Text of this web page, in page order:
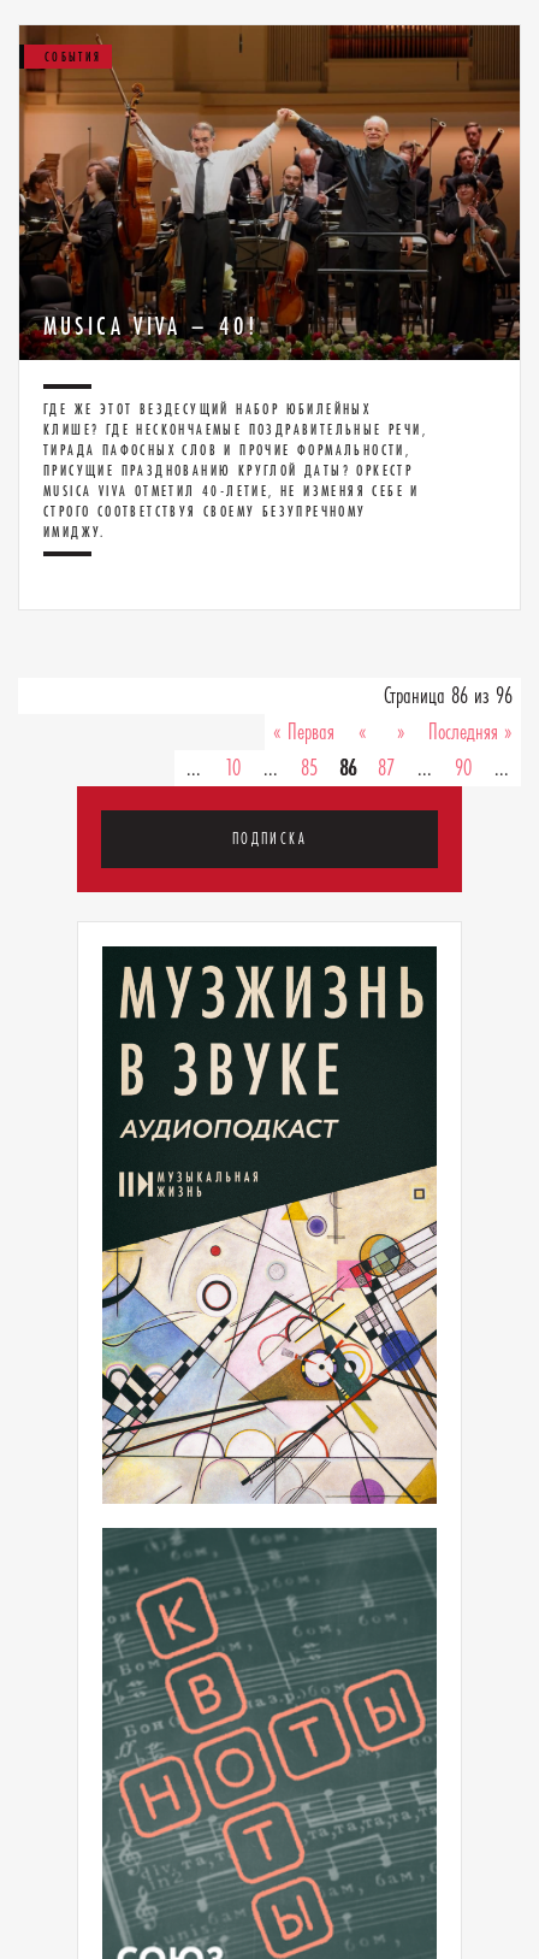
СОБЫТИЯ
MUSICA VIVA – 40!
ГДЕ ЖЕ ЭТОТ ВЕЗДЕСУЩИЙ НАБОР ЮБИЛЕЙНЫХ
КЛИШЕ? ГДЕ НЕСКОНЧАЕМЫЕ ПОЗДРАВИТЕЛЬНЫЕ РЕЧИ,
ТИРАДА ПАФОСНЫХ СЛОВ И ПРОЧИЕ ФОРМАЛЬНОСТИ,
ПРИСУЩИЕ ПРАЗДНОВАНИЮ КРУГЛОЙ ДАТЫ? ОРКЕСТР
MUSICA VIVA ОТМЕТИЛ 40-ЛЕТИЕ, НЕ ИЗМЕНЯЯ СЕБЕ И
СТРОГО СООТВЕТСТВУЯ СВОЕМУ БЕЗУПРЕЧНОМУ
ИМИДЖУ.
Страница 86 из 96
« Первая
«
...
10 ... 85 86 87 ... 90 ...
» Последняя »
ПОДПИСКА